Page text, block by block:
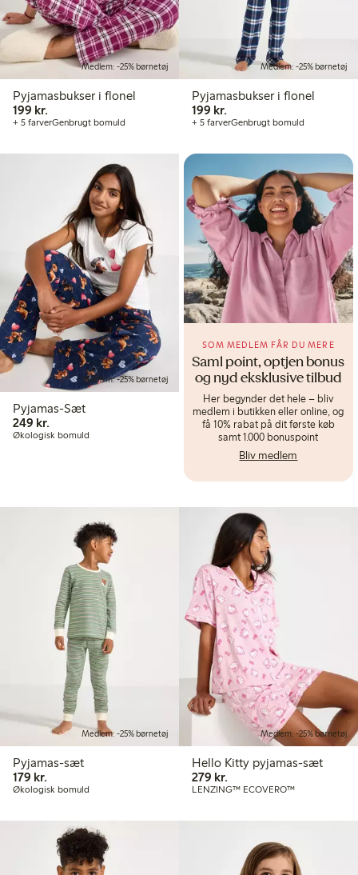
Medlem: -25% børnetøj
Pyjamasbukser i flonel
199 kr.
+ 5 farverGenbrugt bomuld
Medlem: -25% børnetøj
Pyjamasbukser i flonel
199 kr.
+ 5 farverGenbrugt bomuld
Medlem: -25% børnetøj
Pyjamas-Sæt
249 kr.
Økologisk bomuld
Saml point, optjen bonus
og nyd eksklusive tilbud
SOM MEDLEM FÅR DU MERE
Her begynder det hele – bliv
medlem i butikken eller online, og
få 10% rabat på dit første køb
samt 1.000 bonuspoint
Bliv medlem
Medlem: -25% børnetøj
Pyjamas-sæt
179 kr.
Økologisk bomuld
Medlem: -25% børnetøj
Hello Kitty pyjamas-sæt
279 kr.279,00 kr.
LENZING™ ECOVERO™